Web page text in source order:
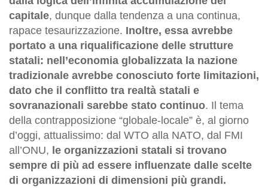
capitale, dunque dalla tendenza a una continua,
rapace tesaurizzazione. Inoltre, essa avrebbe
portato a una riqualificazione delle strutture
statali: nell’economia globalizzata la nazione
tradizionale avrebbe conosciuto forte limitazioni,
dato che il conflitto tra realtà statali e
sovranazionali sarebbe stato continuo. Il tema
della contrapposizione “globale-locale” è, al giorno
d’oggi, attualissimo: dal WTO alla NATO, dal FMI
all’ONU, le organizzazioni statali si trovano
sempre di più ad essere influenzate dalle scelte
di organizzazioni di dimensioni più grandi.